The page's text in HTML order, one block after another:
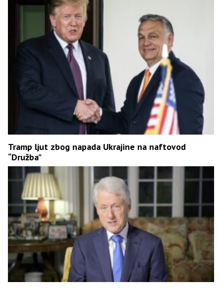
Tramp ljut zbog napada Ukrajine na naftovod
“Družba”